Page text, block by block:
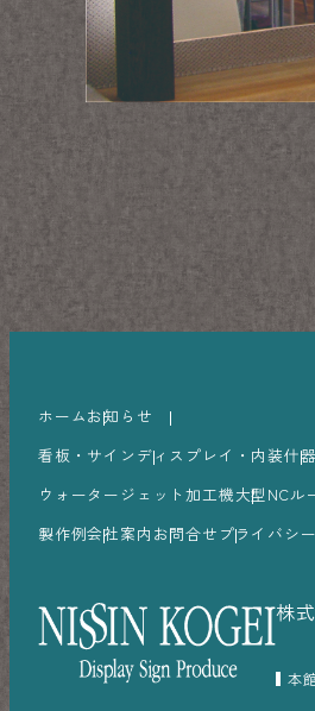
ホームお知らせ
看板・サイン ディスプレイ・内装什
ウォータージェット加工機大型NCル
製作例会社案内 お問合せ プライバシ
株
本